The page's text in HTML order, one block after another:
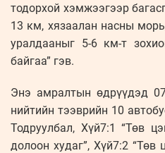
тодорхой хэмжээгээр
13 км, хязаалан насны
уралдааныг 5-6 км-т
байгаа” гэв.
Энэ амралтын өдрүүдэд
нийтийн тээврийн 10
Тодруулбал, Хүй7:1 “Төв
долоон худаг”, Хүй7:2